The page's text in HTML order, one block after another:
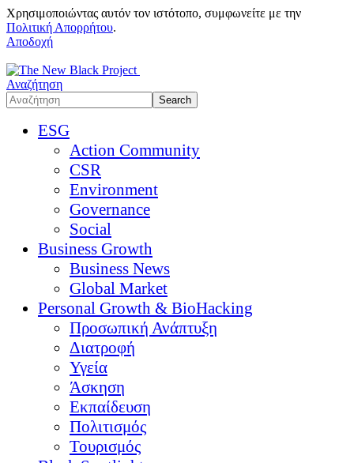
Χρησιμοποιώντας αυτόν τον ιστότοπο, συμφωνείτε με την
Πολιτική Απορρήτου.
Αποδοχή
Αναζήτηση
ESG
Action Community
CSR
Environment
Governance
Social
Business Growth
Business News
Global Market
Personal Growth & BioHacking
Προσωπική Ανάπτυξη
Διατροφή
Υγεία
Άσκηση
Εκπαίδευση
Πολιτισμός
Τουρισμός